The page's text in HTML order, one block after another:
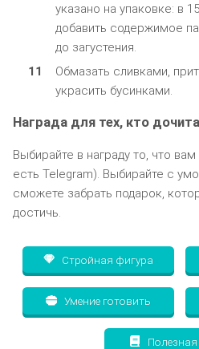
указано на упаковке: в
добавить содержимое
до загустения.
Обмазать сливками,
украсить бусинками.
Награда для тех, кто
Выбирайте в награду то, что
есть Telegram). Выбирайте с
сможете забрать подарок,
достичь.
Стройная фигура
Умение готовить
Полезная